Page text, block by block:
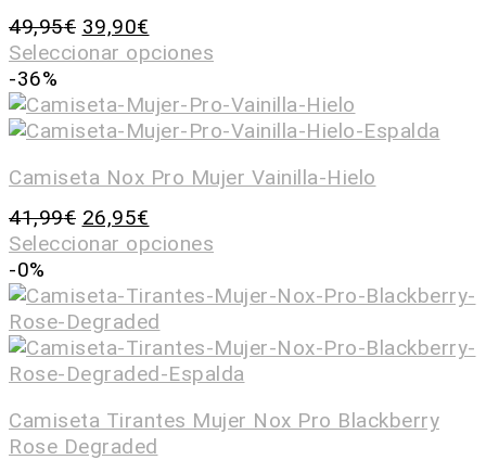
49,95€ 39,90€
Seleccionar opciones
-36%
Camiseta Nox Pro Mujer Vainilla-Hielo
41,99€ 26,95€
Seleccionar opciones
-0%
Camiseta Tirantes Mujer Nox Pro Blackberry
Rose Degraded